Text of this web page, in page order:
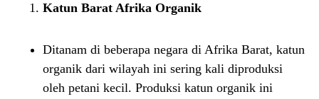
Katun Barat Afrika Organik
Ditanam di beberapa negara di Afrika Barat, katun
organik dari wilayah ini sering kali diproduksi
oleh petani kecil. Produksi katun organik ini